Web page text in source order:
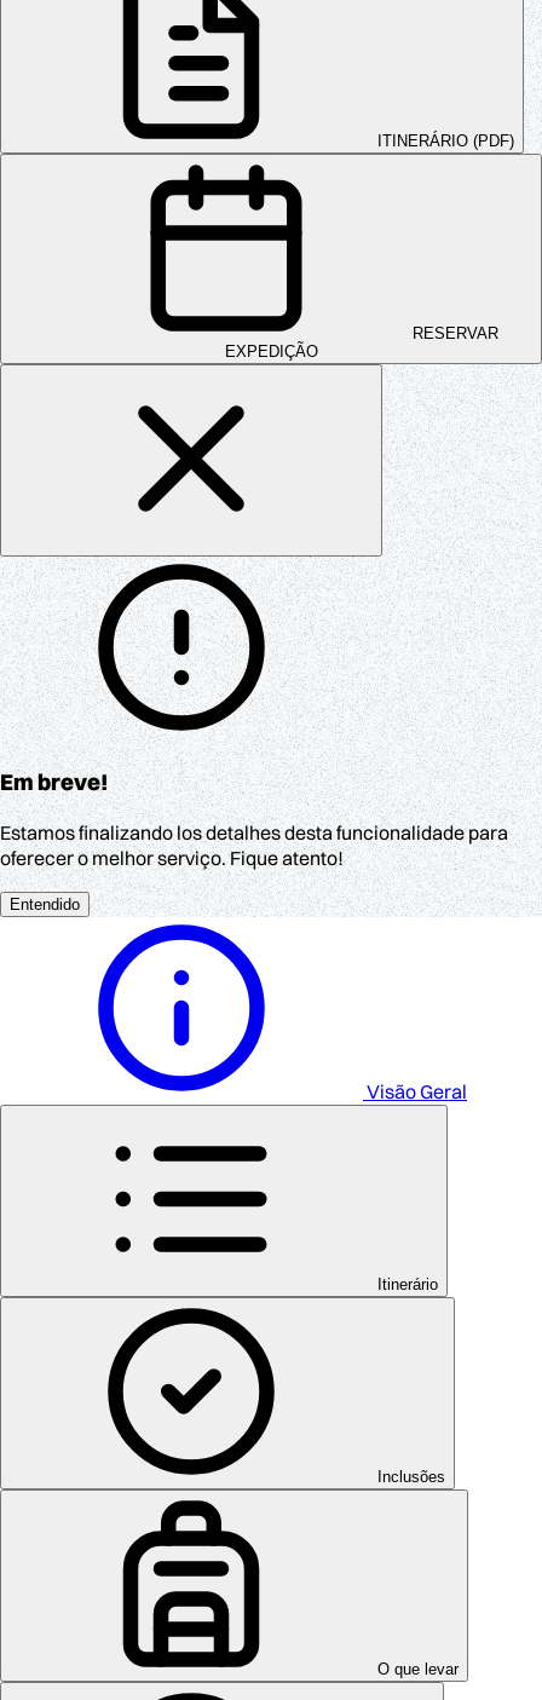
ITINERÁRIO (PDF)
RESERVAR
EXPEDIÇÃO
Em breve!
Estamos finalizando los detalhes desta funcionalidade para
oferecer o melhor serviço. Fique atento!
Entendido
Visão Geral
Itinerário
Inclusões
O que levar